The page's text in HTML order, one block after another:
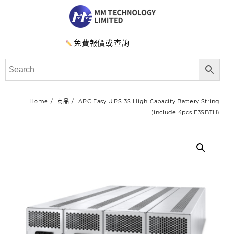
免費報價或查詢
Home 商品
APC Easy UPS 3S High Capacity Battery String
(include 4pcs E3SBTH)